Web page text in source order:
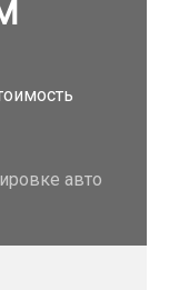
авто